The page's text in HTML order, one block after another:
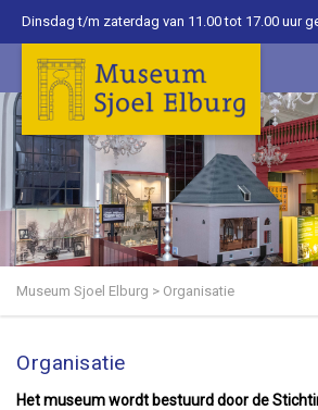
Dinsdag t/m zaterdag van 11.00 tot 17.00 uur
Museum Sjoel Elburg > Organisatie
Organisatie
Het museum wordt bestuurd door de